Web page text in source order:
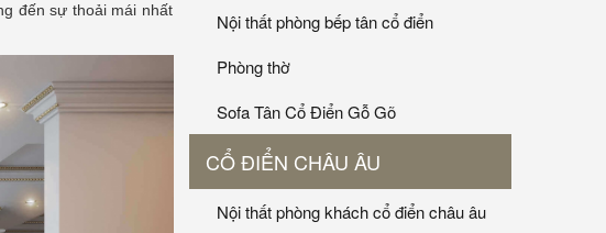
đến sự thoải mái nhất
Nội thất phòng bếp tân cổ điển
Phòng thờ
Sofa Tân Cổ Điển Gỗ Gõ
CỔ ĐIỂN CHÂU ÂU
Nội thất phòng khách cổ điển châu âu